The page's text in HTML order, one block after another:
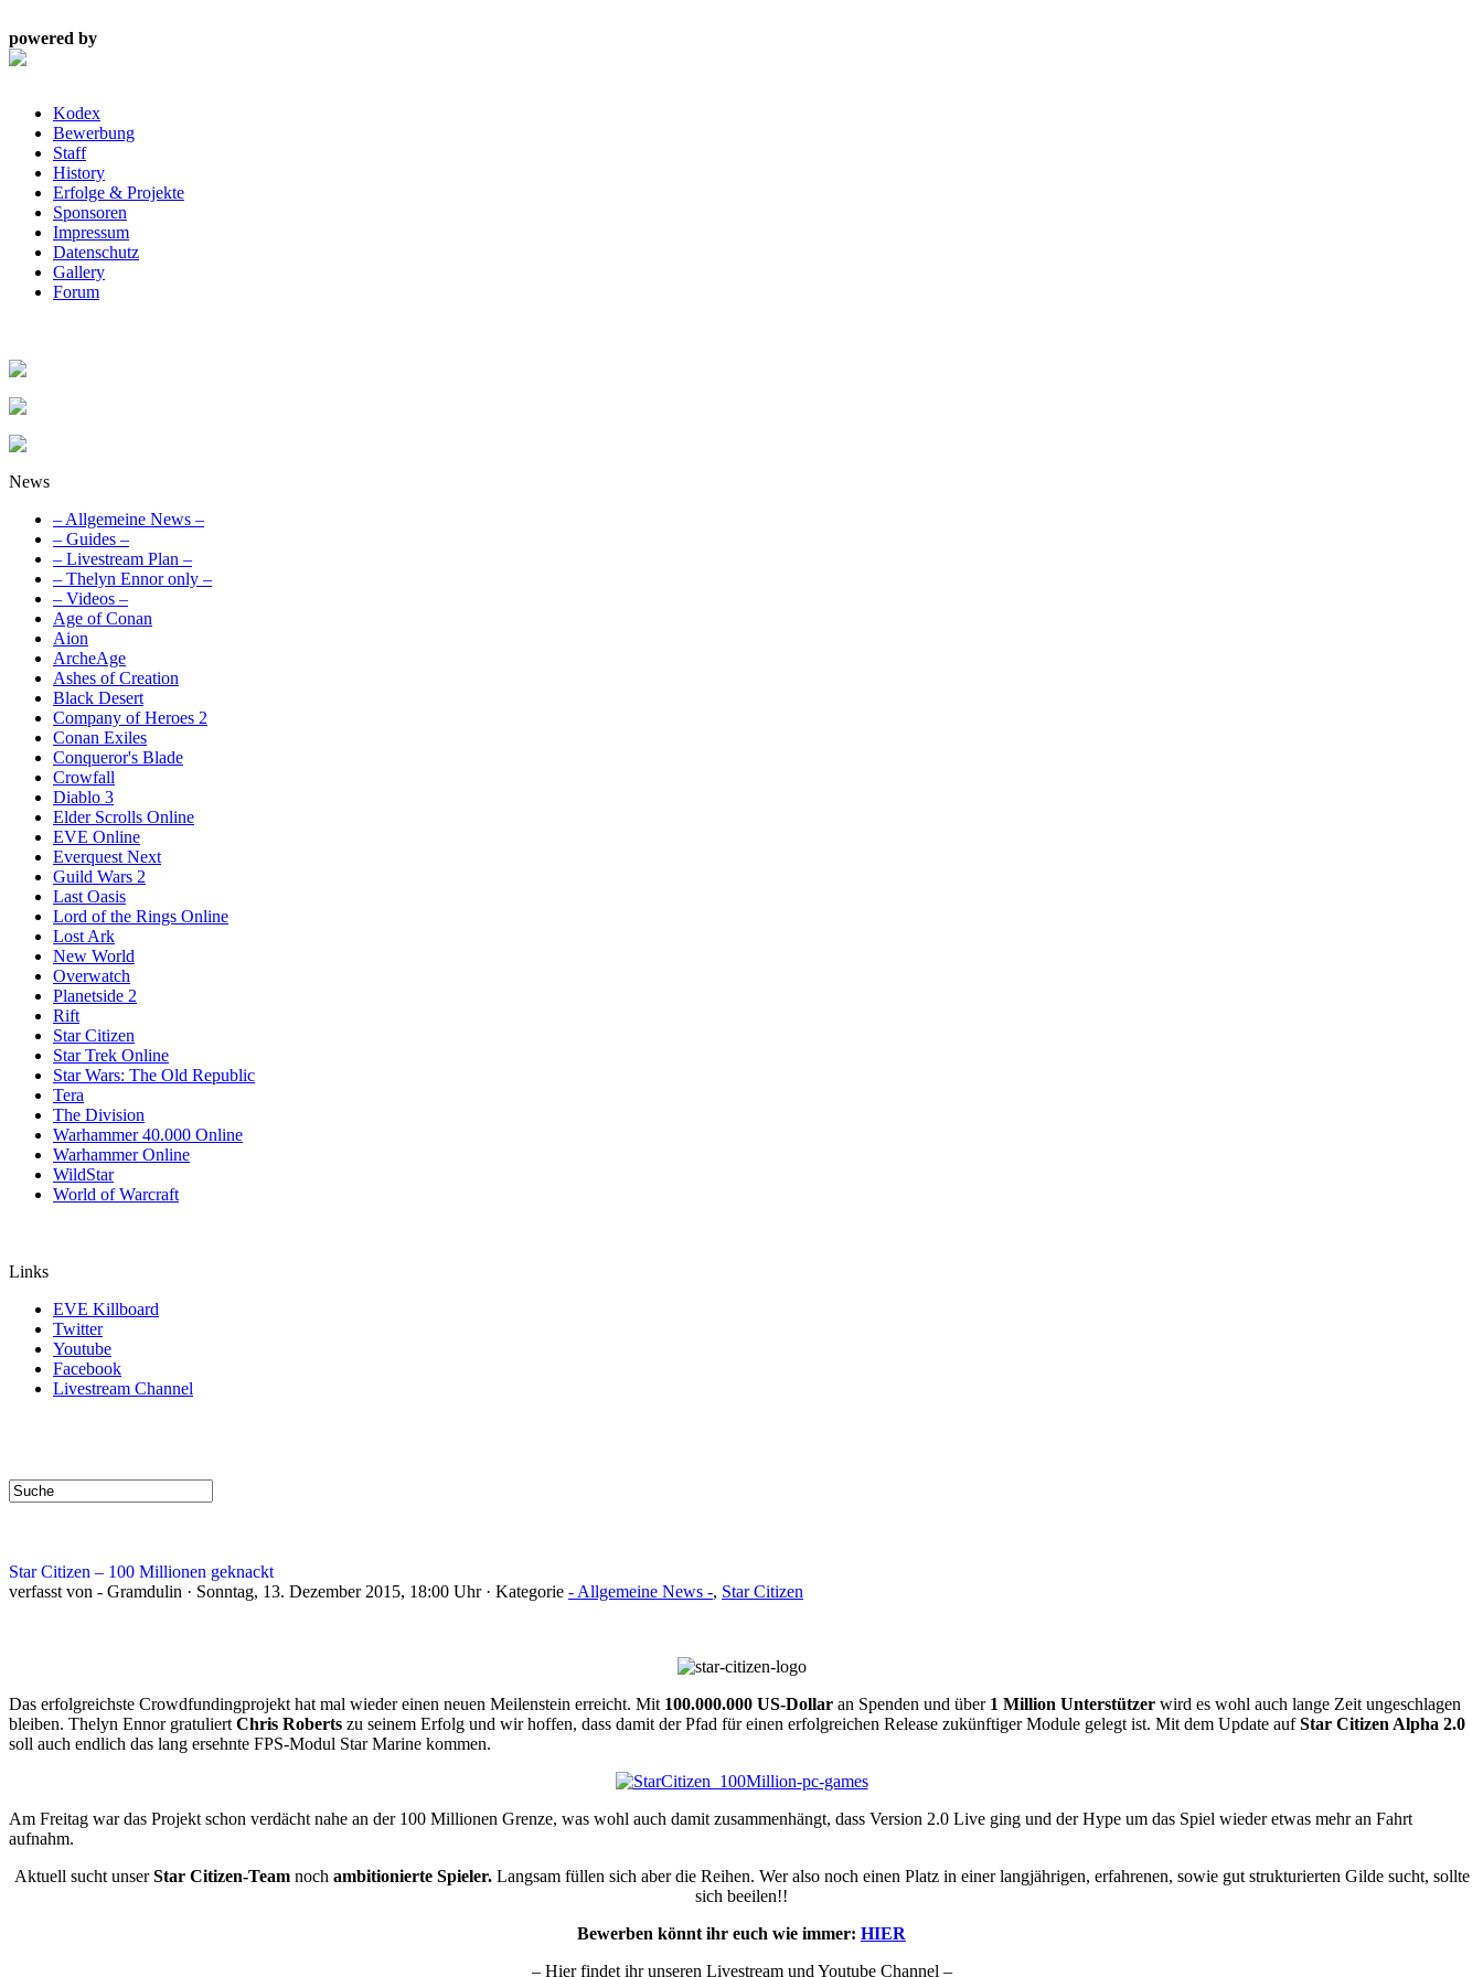
powered by
Kodex
Bewerbung
Staff
History
Erfolge & Projekte
Sponsoren
Impressum
Datenschutz
Gallery
Forum
News
– Allgemeine News –
– Guides –
– Livestream Plan –
– Thelyn Ennor only –
– Videos –
Age of Conan
Aion
ArcheAge
Ashes of Creation
Black Desert
Company of Heroes 2
Conan Exiles
Conqueror's Blade
Crowfall
Diablo 3
Elder Scrolls Online
EVE Online
Everquest Next
Guild Wars 2
Last Oasis
Lord of the Rings Online
Lost Ark
New World
Overwatch
Planetside 2
Rift
Star Citizen
Star Trek Online
Star Wars: The Old Republic
Tera
The Division
Warhammer 40.000 Online
Warhammer Online
WildStar
World of Warcraft
Links
EVE Killboard
Twitter
Youtube
Facebook
Livestream Channel
Star Citizen – 100 Millionen geknackt
verfasst von - Gramdulin · Sonntag, 13. Dezember 2015, 18:00 Uhr · Kategorie - Allgemeine News -, Star Citizen
Das erfolgreichste Crowdfundingprojekt hat mal wieder einen neuen Meilenstein erreicht. Mit 100.000.000 US-Dollar an Spenden und über 1 Million Unterstützer wird es wohl auch lange Zeit ungeschlagen
bleiben. Thelyn Ennor gratuliert Chris Roberts zu seinem Erfolg und wir hoffen, dass damit der Pfad für einen erfolgreichen Release zukünftiger Module gelegt ist. Mit dem Update aufStar Citizen Alpha 2.0
soll auch endlich das lang ersehnte FPS-Modul Star Marine kommen.
Am Freitag war das Projekt schon verdächt nahe an der 100 Millionen Grenze, was wohl auch damit zusammenhängt, dass Version 2.0 Live ging und der Hype um das Spiel wieder etwas mehr an Fahrt
aufnahm.
Aktuell sucht unserStar Citizen-Teamnoch ambitionierte Spieler.Langsam füllen sich aber die Reihen. Wer also noch einen Platz in einer langjährigen, erfahrenen, sowie gut strukturierten Gilde sucht, sollte
sich beeilen!!
Bewerben könnt ihr euch wie immer: HIER
– Hier findet ihr unseren Livestream und Youtube Channel –